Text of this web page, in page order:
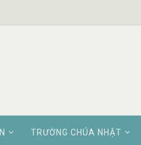
TRƯỜNG CHÚA NHẬT